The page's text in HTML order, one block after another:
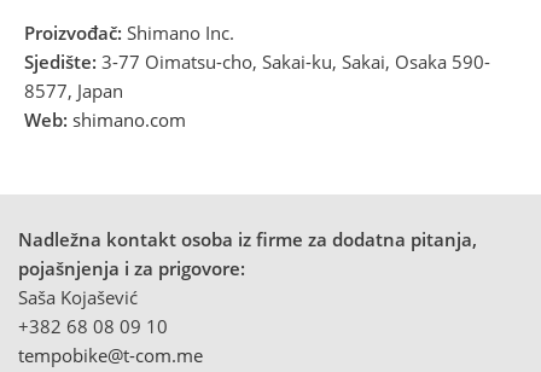
Proizvođač: Shimano Inc.
Sjedište: 3-77 Oimatsu-cho, Sakai-ku, Sakai, Osaka 590-
8577, Japan
Web: shimano.com
Nadležna kontakt osoba iz firme za dodatna pitanja,
pojašnjenja i za prigovore:
Saša Kojašević
+382 68 08 09 10
tempobike@t-com.me